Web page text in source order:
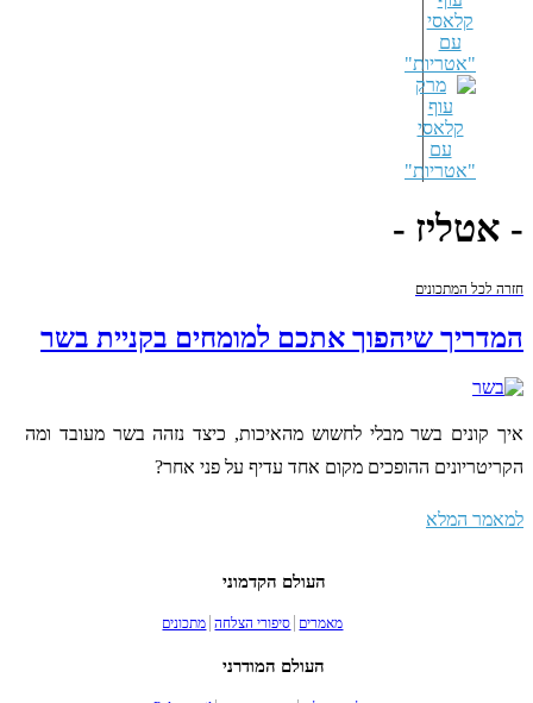
קלאסי
עם
"אטריות"
- אטליז -
חזרה לכל המתכונים
המדריך שיהפוך אתכם למומחים בקניית בשר
איך קונים בשר מבלי לחשוש מהאיכות, כיצד נזהה בשר מעובד ומה
הקריטריונים ההופכים מקום אחד עדיף על פני אחר?
למאמר המלא
העולם הקדמוני
מאמרים סיפורי הצלחה מתכונים
העולם המודרני